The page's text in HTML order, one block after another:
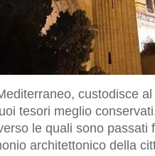
custodisce
tesori meglio
le quali sono passati
architettonico della